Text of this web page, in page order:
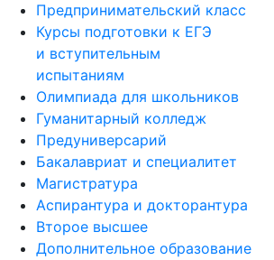
Предпринимательский класс
Курсы подготовки к ЕГЭ
и вступительным
испытаниям
Олимпиада для школьников
Гуманитарный колледж
Предуниверсарий
Бакалавриат и специалитет
Магистратура
Аспирантура и докторантура
Второе высшее
Дополнительное образование